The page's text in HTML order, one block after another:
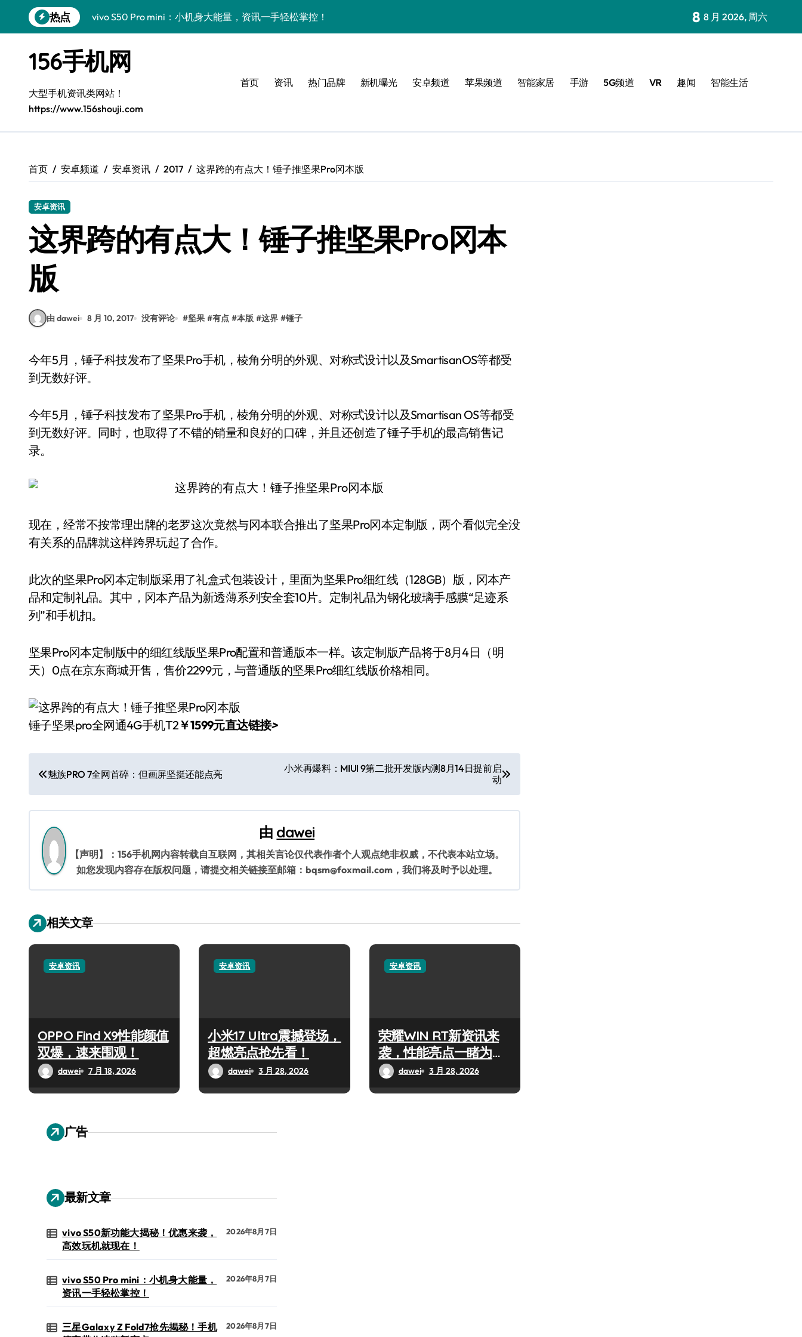
到
热点
vivo S50 Pro mini：小机身大能量，资讯一手轻松掌控！
三星Galaxy S26震撼来袭！创新科技亮点全搜罗，速来围观！
小米17 Pro来袭！超实用功能大揭秘，速来围观！
S25 Ultra颜值炸裂！定制主题潮翻天
Galaxy S24+惊艳上市，秒变手机美学高手！
Galaxy A56 5G登场，时尚旗舰新选择！
vivo S50新功能大揭秘！优惠来袭，高效玩机就现在！
8 8 月 2026, 周六
156手机网
大型手机资讯类网站！
https://www.156shouji.com
首页 资讯 热门品牌 新机曝光 安卓频道 苹果频道 智能家居 手游 5G频道 VR 趣闻 智能生活
首页 安卓频道 安卓资讯 2017 这界跨的有点大！锤子推坚果Pro冈本版
安卓资讯
这界跨的有点大！锤子推坚果Pro冈本
版
由 dawei 8 月 10, 2017 没有评论 #坚果 #有点 #本版 #这界 #锤子
今年5月，锤子科技发布了坚果Pro手机，棱角分明的外观、对称式设计以及SmartisanOS等都受
到无数好评。
今年5月，锤子科技发布了坚果Pro手机，棱角分明的外观、对称式设计以及Smartisan OS等都受
到无数好评。同时，也取得了不错的销量和良好的口碑，并且还创造了锤子手机的最高销售记
录。
现在，经常不按常理出牌的老罗这次竟然与冈本联合推出了坚果Pro冈本定制版，两个看似完全没
有关系的品牌就这样跨界玩起了合作。
此次的坚果Pro冈本定制版采用了礼盒式包装设计，里面为坚果Pro细红线（128GB）版，冈本产
品和定制礼品。其中，冈本产品为新透薄系列安全套10片。定制礼品为钢化玻璃手感膜“足迹系
列”和手机扣。
坚果Pro冈本定制版中的细红线版坚果Pro配置和普通版本一样。该定制版产品将于8月4日（明
天）0点在京东商城开售，售价2299元，与普通版的坚果Pro细红线版价格相同。
锤子坚果pro全网通4G手机T2￥1599元直达链接>
文
章
导
航
魅族PRO 7全网首碎：但画屏坚挺还能点亮
小米再爆料：MIUI 9第二批开发版内测8月14日提前启
动
由 dawei
【声明】：156手机网内容转载自互联网，其相关言论仅代表作者个人观点绝非权威，不代表本站立场。
如您发现内容存在版权问题，请提交相关链接至邮箱：bqsm@foxmail.com，我们将及时予以处理。
相关文章
安卓资讯
OPPO Find X9性能颜值
双爆，速来围观！
dawei 7 月 18, 2026
安卓资讯
小米17 Ultra震撼登场，
超燃亮点抢先看！
dawei 3 月 28, 2026
安卓资讯
荣耀WIN RT新资讯来
袭，性能亮点一睹为
快！dawei 3 月 28, 2026
广告
最新文章
vivo S50新功能大揭秘！优惠来袭，
高效玩机就现在！
2026年8月7日
vivo S50 Pro mini：小机身大能量，
资讯一手轻松掌控！
2026年8月7日
三星Galaxy Z Fold7抢先揭秘！手机
2026年8月7日